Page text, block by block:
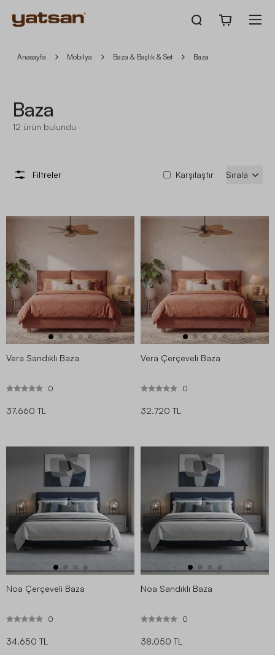
Anasayfa Mobilya Baza & Başlık & Set Baza
Baza
12 ürün bulundu
Filtreler Karşılaştır Sırala
Vera Sandıklı Baza
0
37.660 TL
Vera Çerçeveli Baza
0
32.720 TL
Noa Çerçeveli Baza
0
34.650 TL
Noa Sandıklı Baza
0
38.050 TL